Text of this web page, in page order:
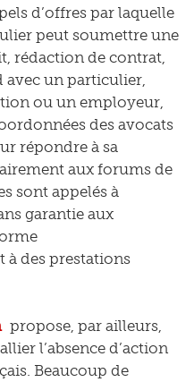
d’offres par laquelle
peut soumettre une
rédaction de contrat,
un particulier,
ou un employeur,
des avocats
répondre à sa
aux forums de
sont appelés à
garantie aux
des prestations
propose, par ailleurs,
l’absence d’action
Beaucoup de